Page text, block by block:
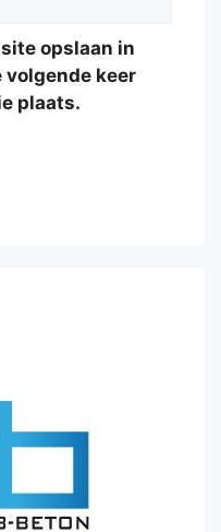
opslaan in
volgende keer
plaats.